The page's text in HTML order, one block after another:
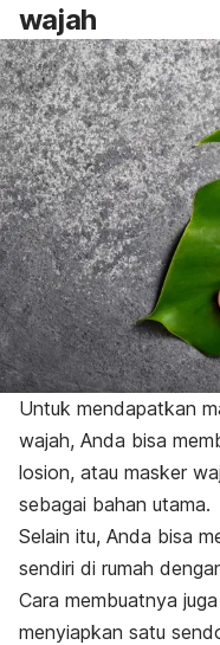
wajah
Untuk mendapatkan
wajah, Anda bisa
losion, atau masker
sebagai bahan utama.
Selain itu, Anda bisa
sendiri di rumah
Cara membuatnya
menyiapkan satu